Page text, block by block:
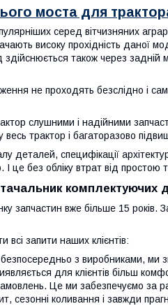
моста для
серед вітчизняних
високу прохідність даної
також через задній
не проходять безслідно і
слушними і надійними
трактор і багаторазово
деталей, специфікації
це без обліку втрат від простою
комплектуючих
запчастин вже більше 15 років.
всі запити наших клієнтів:
з виробниками, ми
для клієнтів більш
Це ми забезпечуємо за
сезонні коливання і завжди